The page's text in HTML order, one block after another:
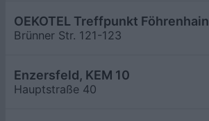
OEKOTEL Treffpunkt Föhrenhain
Brünner Str. 121-123
Enzersfeld, KEM 10
Hauptstraße 40